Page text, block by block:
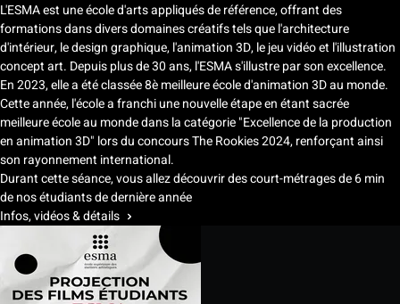
L'ESMA est une école d'arts appliqués de référence, offrant des
formations dans divers domaines créatifs tels que l'architecture
d'intérieur, le design graphique, l'animation 3D, le jeu vidéo et l'illustration
concept art. Depuis plus de 30 ans, l'ESMA s'illustre par son excellence.
En 2023, elle a été classée 8è meilleure école d'animation 3D au monde.
Cette année, l'école a franchi une nouvelle étape en étant sacrée
meilleure école au monde dans la catégorie "Excellence de la production
en animation 3D" lors du concours The Rookies 2024, renforçant ainsi
son rayonnement international.
Durant cette séance, vous allez découvrir des court-métrages de 6 min
de nos étudiants de dernière année
Infos, vidéos & détails